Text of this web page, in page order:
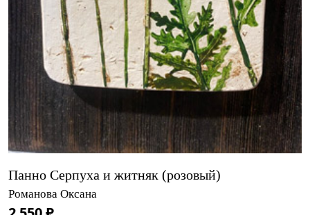
Панно Серпуха и житняк (розовый)
Романова Оксана